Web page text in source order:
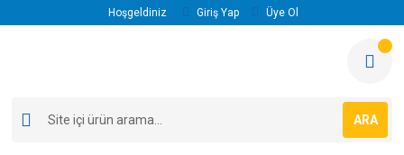
Hoşgeldiniz Giriş Yap Üye Ol
ARA